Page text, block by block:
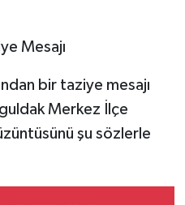
Mesajı
bir taziye mesajı
Merkez İlçe
şu sözlerle